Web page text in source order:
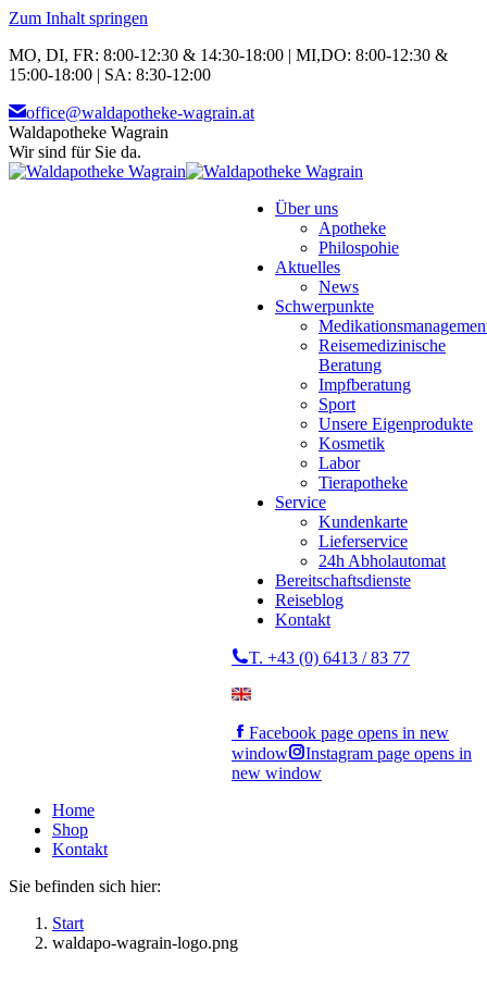
Zum Inhalt springen
MO, DI, FR: 8:00-12:30 & 14:30-18:00 | MI,DO: 8:00-12:30 &
15:00-18:00 | SA: 8:30-12:00
office@waldapotheke-wagrain.at
Waldapotheke Wagrain
Wir sind für Sie da.
Über uns
Apotheke
Philospohie
Aktuelles
News
Schwerpunkte
Reisemedizinische
Beratung
Impfberatung
Sport
Unsere Eigenprodukte
Kosmetik
Labor
Tierapotheke
Service
Kundenkarte
Lieferservice
24h Abholautomat
Bereitschaftsdienste
Reiseblog
Kontakt
T. +43 (0) 6413 / 83 77
Facebook page opens in new
window
Instagram page opens in
new window
Home
Shop
Kontakt
Sie befinden sich hier:
Start
waldapo-wagrain-logo.png